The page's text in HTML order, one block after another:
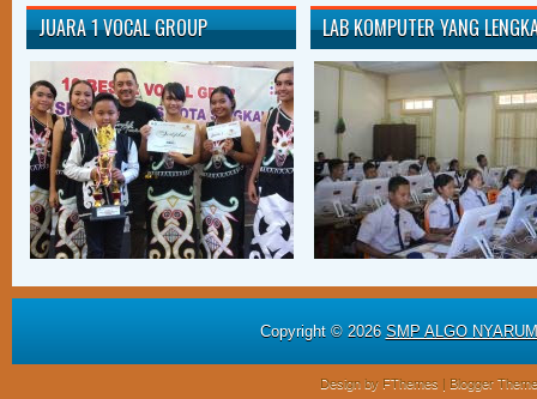
JUARA 1 VOCAL GROUP LAB KOMPUTER YANG
Copyright © 2026 SMP ALGO
Design by FThemes | Blogger